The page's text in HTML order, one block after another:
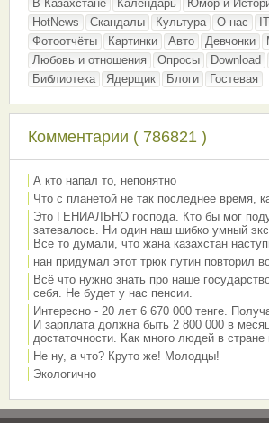
В Казахстане
Календарь Юмор и
HotNews
Скандалы Культура О нас IT
Фотоотчёты
Картинки Авто Девчонки
Любовь и отношения
Опросы Download
Библиотека
Ядерщик Блоги Гостевая
Комментарии ( 786821 )
А кто напал то, непонятно
Что с планетой не так последнее время,
Это ГЕНИАЛЬНО господа. Кто бы мог
затевалось. Ни один наш шибко умный
Все то думали, что жана казахстан
нан придумал этот трюк путин повторил
Всё что нужно знать про наше
себя. Не будет у нас пенсии.
Интересно - 20 лет 6 670 000 тенге.
И зарплата должна быть 2 800 000 в
достаточности. Как много людей в
Не ну, а что? Круто же! Молодцы!
Экологично